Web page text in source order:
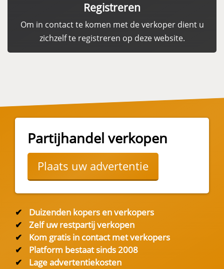
Registreren
Om in contact te komen met de verkoper dient u
zichzelf te registreren op deze website.
Partijhandel verkopen
Plaats uw advertentie
✔
Duizenden kopers en verkopers
✔
Zelf uw restpartij verkopen
✔
Kom gratis in contact met verkopers
✔
Platform bestaat sinds 2008
✔
Lage advertentiekosten